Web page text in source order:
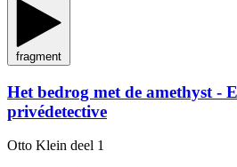
fragment
Het bedrog met de amethyst -
privédetective
Otto Klein deel 1